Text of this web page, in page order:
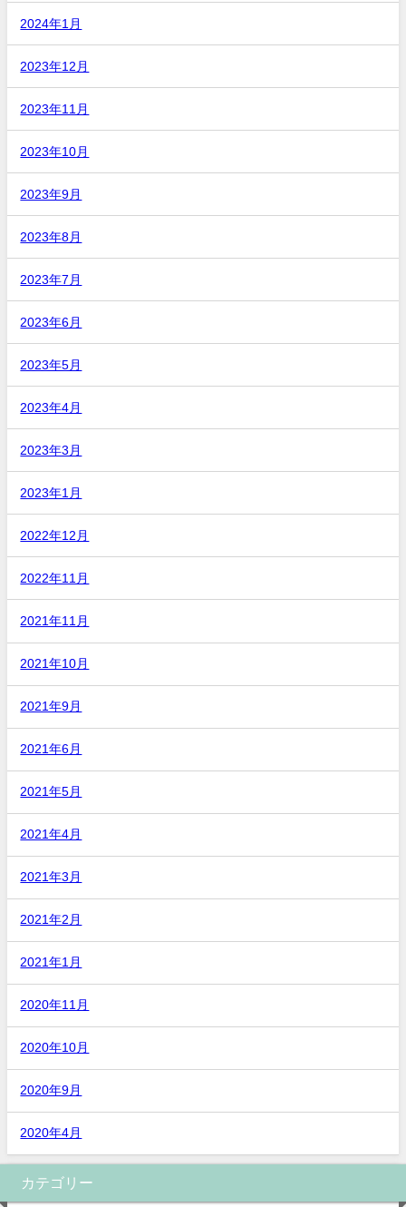
2024年1月
2023年12月
2023年11月
2023年10月
2023年9月
2023年8月
2023年7月
2023年6月
2023年5月
2023年4月
2023年3月
2023年1月
2022年12月
2022年11月
2021年11月
2021年10月
2021年9月
2021年6月
2021年5月
2021年4月
2021年3月
2021年2月
2021年1月
2020年11月
2020年10月
2020年9月
2020年4月
カテゴリー